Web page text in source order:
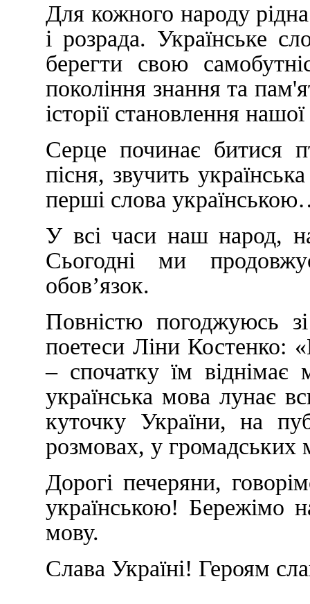
Для кожного народу
і розрада. Українське
берегти свою
покоління знання та
історії становлення
Серце починає битися
пісня, звучить
перші слова
У всі часи наш народ,
Сьогодні ми
обов’язок.
Повністю погоджуюсь
поетеси Ліни Костенко:
– спочатку їм
українська мова лунає
куточку України, на
розмовах, у громадських
Дорогі печеряни,
українською! Бережімо
мову.
Слава Україні! Героям